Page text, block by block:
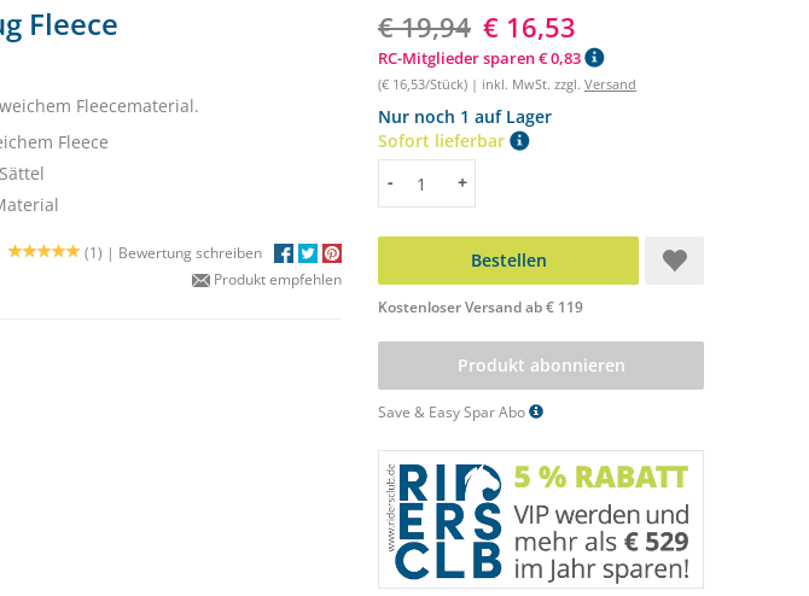
Fleece
Fleecematerial.
Fleece
(1) | Bewertung schreiben
Produkt empfehlen
€ 19,94 € 16,53
RC-Mitglieder sparen € 0,83
(€ 16,53/Stück) | inkl. MwSt. zzgl. Versand
Nur noch 1 auf Lager
Sofort lieferbar
Menge
- +
Bestellen
Kostenloser Versand ab € 119
Produkt abonnieren
Save & Easy Spar Abo